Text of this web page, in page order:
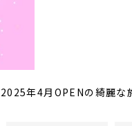
年4月OPENの綺麗な